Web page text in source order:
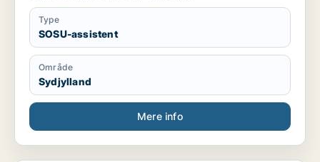
Type
SOSU-assistent
Område
Sydjylland
Mere info